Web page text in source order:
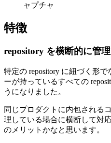
特徴
repository を横断的に管
特定の repository に紐づく形で
ーが持っているすべての
うになりました。
同じプロダクトに内包される
理している場合に横断して対
のメリットかなと思います。